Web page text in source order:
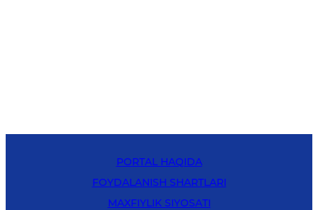
PORTAL HAQIDA
FOYDALANISH SHARTLARI
MAXFIYLIK SIYOSATI